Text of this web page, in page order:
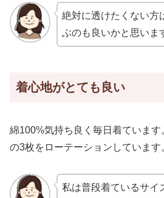
絶対に透けたくない方
ぶのも良いかと思いま
着心地がとても良い
綿100%気持ち良く毎日着ています
の3枚をローテーションしています
私は普段着ているサイ